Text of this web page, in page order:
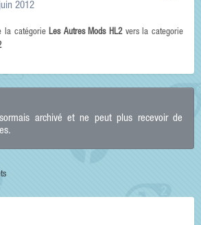
2012
la catégorieLes Autres Mods HL2vers la categorie
archivé et ne peut plus recevoir de